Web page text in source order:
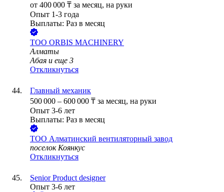
от 400 000 ₸ за месяц, на руки
Опыт 1-3 года
Выплаты: Раз в месяц
ТОО ORBIS MACHINERY
Алматы
Абая и еще 3
Откликнуться
Главный механик
500 000 – 600 000 ₸ за месяц, на руки
Опыт 3-6 лет
Выплаты: Раз в месяц
ТОО Алматинский вентиляторный завод
поселок Коянкус
Откликнуться
Senior Product designer
Опыт 3-6 лет